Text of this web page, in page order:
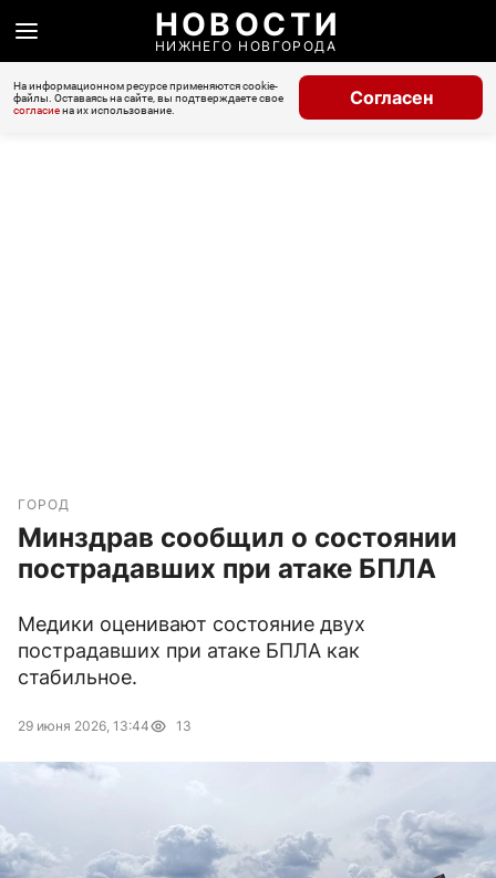
НОВОСТИ
НИЖНЕГО НОВГОРОДА
На информационном ресурсе применяются cookie-
файлы. Оставаясь на сайте, вы подтверждаете свое
согласиена их использование.
Согласен
ГОРОД
Минздрав сообщил о состоянии
пострадавших при атаке БПЛА
Медики оценивают состояние двух
пострадавших при атаке БПЛА как
стабильное.
29 июня 2026, 13:44 13